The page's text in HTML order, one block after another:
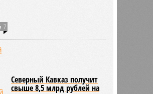
7
Северный Кавказ получит
свыше 8,5 млрд рублей на